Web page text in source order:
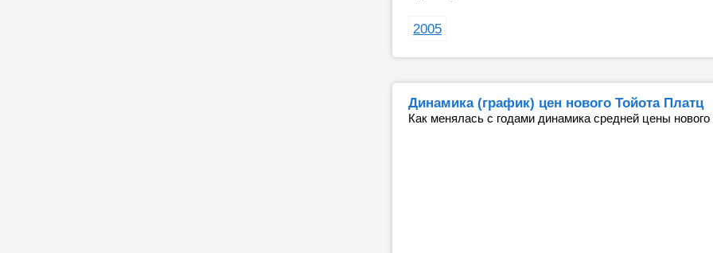
2005
Динамика (график) цен нового Тойота Платц
Как менялась с годами динамика средней цены